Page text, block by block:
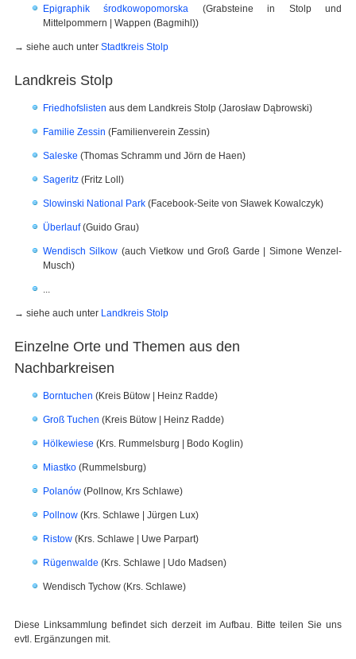
Epigraphik środkowopomorska (Grabsteine in Stolp und
Mittelpommern | Wappen (Bagmihl))
→ siehe auch unter Stadtkreis Stolp
Landkreis Stolp
Friedhofslisten aus dem Landkreis Stolp (Jarosław Dąbrowski)
Familie Zessin (Familienverein Zessin)
Saleske (Thomas Schramm und Jörn de Haen)
Sageritz (Fritz Loll)
Slowinski National Park (Facebook-Seite von Sławek Kowalczyk)
Überlauf(Guido Grau)
Wendisch Silkow (auch Vietkow und Groß Garde | Simone Wenzel-
Musch)
...
→ siehe auch unter Landkreis Stolp
Einzelne Orte und Themen aus den
Nachbarkreisen
Borntuchen (Kreis Bütow | Heinz Radde)
Groß Tuchen (Kreis Bütow | Heinz Radde)
Hölkewiese (Krs. Rummelsburg | Bodo Koglin)
Miastko (Rummelsburg)
Polanów (Pollnow, Krs Schlawe)
Pollnow (Krs. Schlawe | Jürgen Lux)
Ristow (Krs. Schlawe | Uwe Parpart)
Rügenwalde (Krs. Schlawe | Udo Madsen)
Wendisch Tychow (Krs. Schlawe)
Diese Linksammlung befindet sich derzeit im Aufbau. Bitte teilen Sie uns
evtl. Ergänzungen mit.